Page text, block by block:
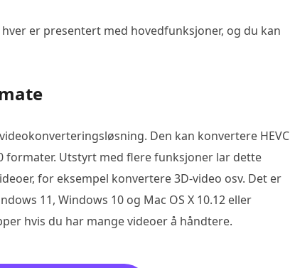
er presentert med hovedfunksjoner, og du kan
Den kan konvertere HEVC
formater. Utstyrt med flere funksjoner lar dette
for eksempel konvertere 3D-video osv. Det er
11, Windows 10 og Mac OS X 10.12 eller
hvis du har mange videoer å håndtere.